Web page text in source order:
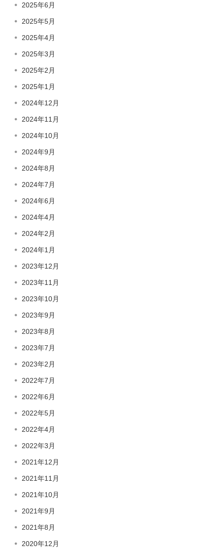
2025年6月
2025年5月
2025年4月
2025年3月
2025年2月
2025年1月
2024年12月
2024年11月
2024年10月
2024年9月
2024年8月
2024年7月
2024年6月
2024年4月
2024年2月
2024年1月
2023年12月
2023年11月
2023年10月
2023年9月
2023年8月
2023年7月
2023年2月
2022年7月
2022年6月
2022年5月
2022年4月
2022年3月
2021年12月
2021年11月
2021年10月
2021年9月
2021年8月
2020年12月